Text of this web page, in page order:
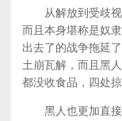
从解放到受歧视
而且本身堪称是奴
出去了的战争拖延
土崩瓦解，而且黑
都没收食品，四处
黑人也更加直接